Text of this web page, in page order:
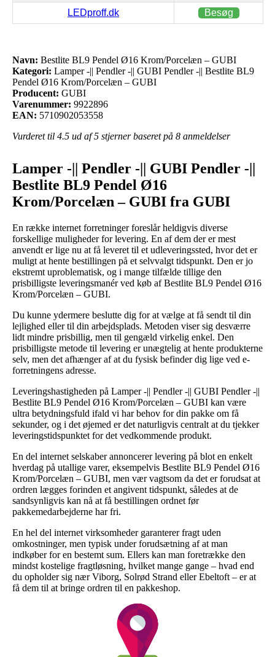
LEDproff.dk Besøg
Navn: Bestlite BL9 Pendel Ø16 Krom/Porcelæn – GUBI
Kategori: Lamper -|| Pendler -|| GUBI Pendler -|| Bestlite BL9
Pendel Ø16 Krom/Porcelæn – GUBI
Producent: GUBI
Varenummer: 9922896
EAN: 5710902053558
Vurderet til 4.5 ud af 5 stjerner baseret på 8 anmeldelser
Lamper -|| Pendler -|| GUBI Pendler -||
Bestlite BL9 Pendel Ø16
Krom/Porcelæn – GUBI fra GUBI
En række internet forretninger foreslår heldigvis diverse
forskellige muligheder for levering. En af dem der er mest
anvendt er lige nu at få leveret til et udleveringssted, hvor det er
muligt at hente bestillingen på et selvvalgt tidspunkt. Den er jo
ekstremt uproblematisk, og i mange tilfælde tillige den
prisbilligste leveringsmanér ved køb af Bestlite BL9 Pendel Ø16
Krom/Porcelæn – GUBI.
Du kunne ydermere beslutte dig for at vælge at få sendt til din
lejlighed eller til din arbejdsplads. Metoden viser sig desværre
lidt mindre prisbillig, men til gengæld virkelig enkel. Den
prisbilligste metode til levering er unægtelig at hente produkterne
selv, men det afhænger af at du fysisk befinder dig lige ved e-
forretningens adresse.
Leveringshastigheden på Lamper -|| Pendler -|| GUBI Pendler -||
Bestlite BL9 Pendel Ø16 Krom/Porcelæn – GUBI kan være
ultra betydningsfuld ifald vi har behov for din pakke om få
sekunder, og i det øjemed er det naturligvis centralt at du tjekker
leveringstidspunktet for det vedkommende produkt.
En del internet selskaber annoncerer levering på blot en enkelt
hverdag på utallige varer, eksempelvis Bestlite BL9 Pendel Ø16
Krom/Porcelæn – GUBI, men vær vagtsom da det er forudsat at
ordren lægges forinden et angivent tidspunkt, således at de
sandsynligvis kan nå at få bestillingen ordnet før
pakkemedarbejderne har fri.
En hel del internet virksomheder garanterer fragt uden
omkostninger, men typisk under forudsætning af at man
indkøber for en bestemt sum. Ellers kan man foretrække den
mindst kostelige fragtløsning, hvilket mange gange – hvad end
du opholder sig nær Viborg, Solrød Strand eller Ebeltoft – er at
få dem til at bringe ordren til en pakkeshop.